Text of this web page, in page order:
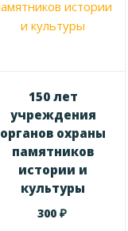
150 лет
учреждения
органов охраны
памятников
истории и
культуры
300 ₽